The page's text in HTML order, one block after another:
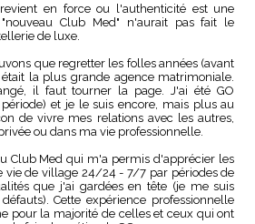
en force ou l'authenticité est une
Club Med" n'aurait pas fait le
de luxe.
que regretter les folles années (avant
la plus grande agence matrimoniale.
il faut tourner la page. J'ai été GO
et je le suis encore, mais plus au
de vivre mes relations avec les autres,
ou dans ma vie professionnelle.
Club Med qui m'a permis d'apprécier les
vie de village 24/24 - 7/7 par périodes de
que j'ai gardées en tête (je me suis
Cette expérience professionnelle
pour la majorité de celles et ceux qui ont